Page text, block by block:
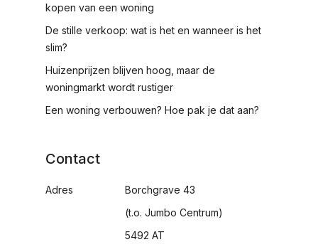
kopen van een woning
De stille verkoop: wat is het en wanneer is het
slim?
Huizenprijzen blijven hoog, maar de
woningmarkt wordt rustiger
Een woning verbouwen? Hoe pak je dat aan?
Contact
Adres
Borchgrave 43
(t.o. Jumbo Centrum)
5492 AT